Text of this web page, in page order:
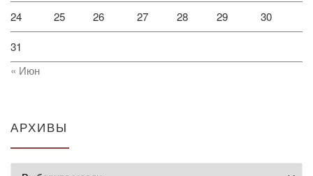
24 25 26 27 28 29 30
31
« Июн
АРХИВЫ